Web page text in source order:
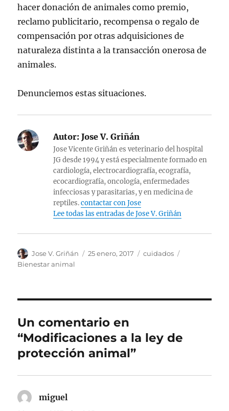
hacer donación de animales como premio,
reclamo publicitario, recompensa o regalo de
compensación por otras adquisiciones de
naturaleza distinta a la transacción onerosa de
animales.
Denunciemos estas situaciones.
Autor: Jose V. Griñán
Jose Vicente Griñán es veterinario del hospital
JG desde 1994 y está especialmente formado en
cardiología, electrocardiografía, ecografía,
ecocardiografía, oncología, enfermedades
infecciosas y parasitarias, y en medicina de
reptiles.contactar con Jose
Lee todas las entradas de Jose V. Griñán
Autor
Jose V. Griñán
Publicado
25 enero, 2017 Categorías
cuidados
Bienestar animal
Un comentario en
“Modificaciones a la ley de
protección animal”
miguel